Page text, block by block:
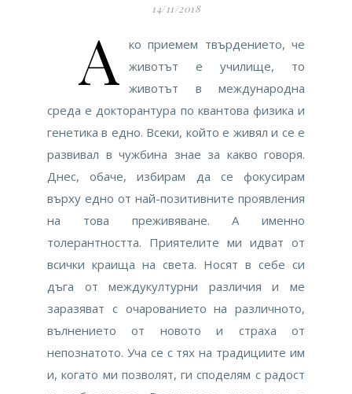
14/11/2018
А
ко приемем твърдението, че
животът е училище, то
животът в международна
среда е докторантура по квантова физика и
генетика в едно. Всеки, който е живял и се е
развивал в чужбина знае за какво говоря.
Днес, обаче, избирам да се фокусирам
върху едно от най-позитивните проявления
на това преживяване. А именно
толерантността. Приятелите ми идват от
всички краища на света. Носят в себе си
дъга от междукултурни различия и ме
заразяват с очарованието на различното,
вълнението от новото и страха от
непознатото. Уча се с тях на традициите им
и, когато ми позволят, ги споделям с радост